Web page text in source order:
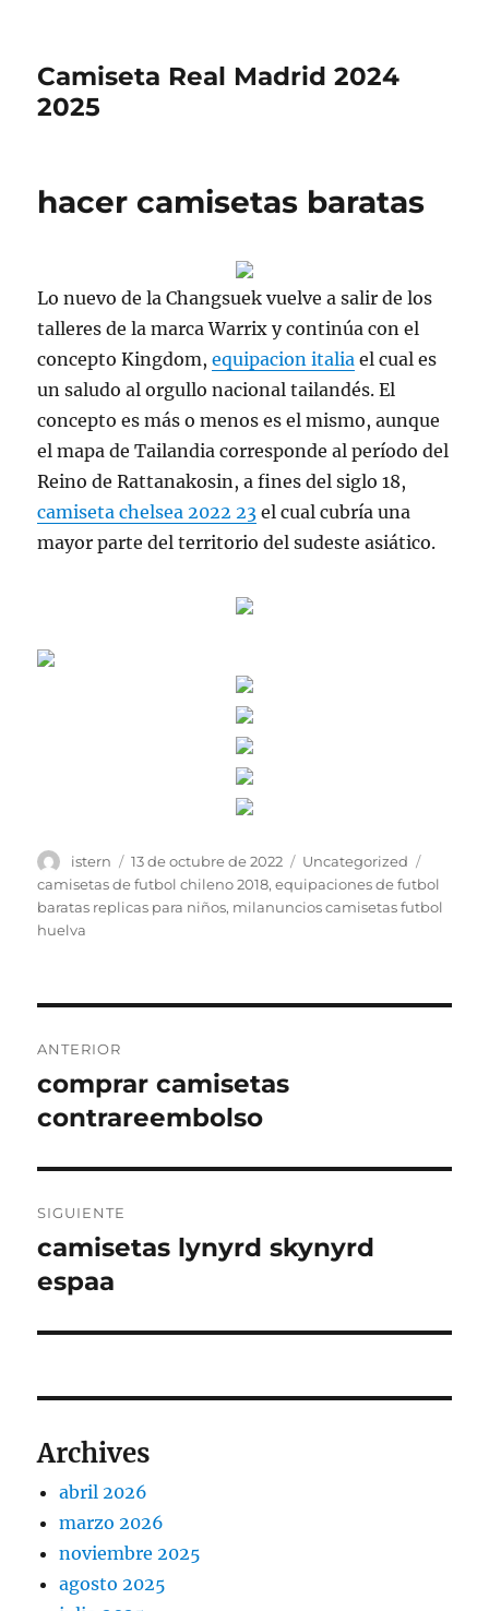
Camiseta Real Madrid 2024
2025
hacer camisetas baratas
Lo nuevo de la Changsuek vuelve a salir de los
talleres de la marca Warrix y continúa con el
concepto Kingdom,equipacion italia el cual es
un saludo al orgullo nacional tailandés. El
concepto es más o menos es el mismo, aunque
el mapa de Tailandia corresponde al período del
Reino de Rattanakosin, a fines del siglo 18,
camiseta chelsea 2022 23 el cual cubría una
mayor parte del territorio del sudeste asiático.
Autor
istern
Publicado
el
13 de octubre de 2022 Categorías
Uncategorized
camisetas de futbol chileno 2018,equipaciones de futbol
baratas replicas para niños, milanuncios camisetas futbol
huelva
de
entradas
ANTERIOR
Entrada
anterior:
comprar camisetas
contrareembolso
SIGUIENTE
Entrada
siguiente:
camisetas lynyrd skynyrd
espaa
Archives
abril 2026
marzo 2026
noviembre 2025
agosto 2025